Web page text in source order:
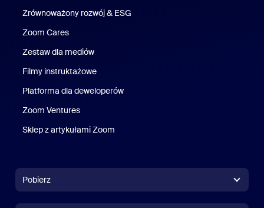
Zrównoważony rozwój & ESG
Zoom Cares
Zestaw dla mediów
Filmy instruktażowe
Platforma dla deweloperów
Zoom Ventures
Sklep z artykułami Zoom
Pobierz